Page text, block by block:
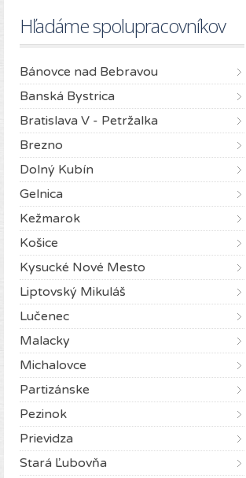
Hľadáme spolupracovníkov
Bánovce nad Bebravou
Banská Bystrica
Bratislava V - Petržalka
Brezno
Dolný Kubín
Gelnica
Kežmarok
Košice
Kysucké Nové Mesto
Liptovský Mikuláš
Lučenec
Malacky
Michalovce
Partizánske
Pezinok
Prievidza
Stará Ľubovňa